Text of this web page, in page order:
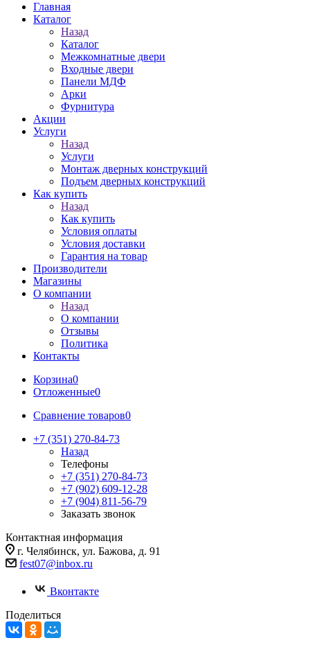
Главная
Каталог
Назад
Каталог
Межкомнатные двери
Входные двери
Панели МДФ
Арки
Фурнитура
Акции
Услуги
Назад
Услуги
Монтаж дверных конструкций
Подъем дверных конструкций
Как купить
Назад
Как купить
Условия оплаты
Условия доставки
Гарантия на товар
Производители
Магазины
О компании
Назад
О компании
Отзывы
Политика
Контакты
Корзина0
Отложенные0
Сравнение товаров0
+7 (351) 270-84-73
Назад
Телефоны
+7 (351) 270-84-73
+7 (902) 609-12-28
+7 (904) 811-56-79
Заказать звонок
Контактная информация
г. Челябинск, ул. Бажова, д. 91
fest07@inbox.ru
Вконтакте
Поделиться